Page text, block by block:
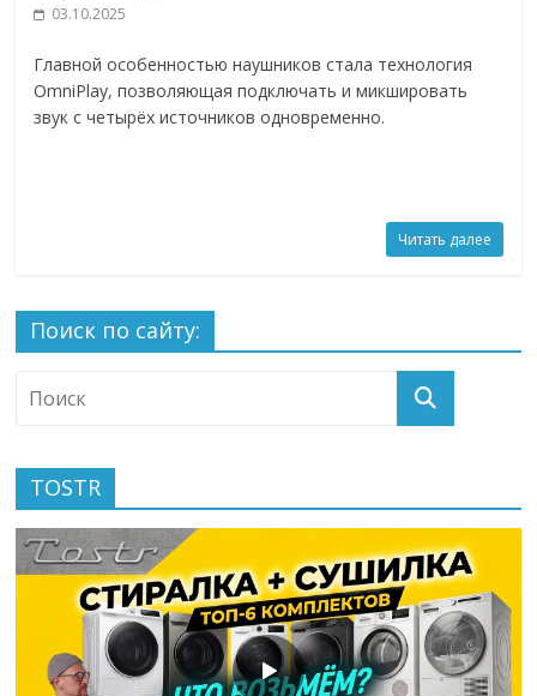
03.10.2025
Главной особенностью наушников стала технология
OmniPlay, позволяющая подключать и микшировать
звук с четырёх источников одновременно.
Читать далее
Поиск по сайту:
TOSTR